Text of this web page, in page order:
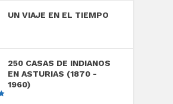
UN VIAJE EN EL TIEMPO
250 CASAS DE INDIANOS
EN ASTURIAS (1870 -
1960)